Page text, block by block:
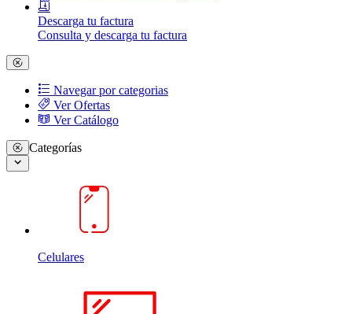
Descarga tu factura
Consulta y descarga tu factura
Navegar por categorias
Ver Ofertas
Ver Catálogo
Categorías
Celulares